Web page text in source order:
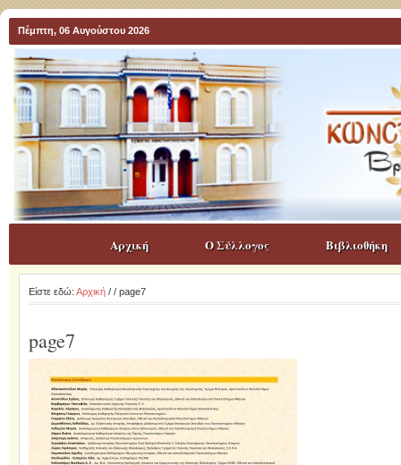
Πέμπτη, 06 Αυγούστου 2026
Αρχική Ο Σύλλογος Βιβλιοθήκη
Είστε εδώ: Αρχική/ / page7
page7